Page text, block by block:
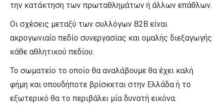
την κατάκτηση των πρωταθλημάτων ή άλλων επάθλων.
Οι σχέσεις μεταξύ των συλλόγων B2B είναι
ακρογωνιαίο πεδίο συνεργασίας και ομαλής διεξαγωγής
κάθε αθλητικού πεδίου.
Το σωματείο το οποίο θα αναλάβουμε θα έχει καλή
φήμη και οπουδήποτε βρίσκεται στην Ελλάδα ή το
εξωτερικό θα το περιβάλει μία δυνατή εικόνα.